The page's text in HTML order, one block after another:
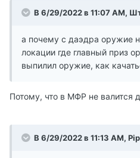
В 6/29/2022 в 11:07 AM,
а почему с даэдра оружие
локации где главный приз
выпилил оружие, как
Потому, что в МФР не валится
В 6/29/2022 в 11:13 AM,